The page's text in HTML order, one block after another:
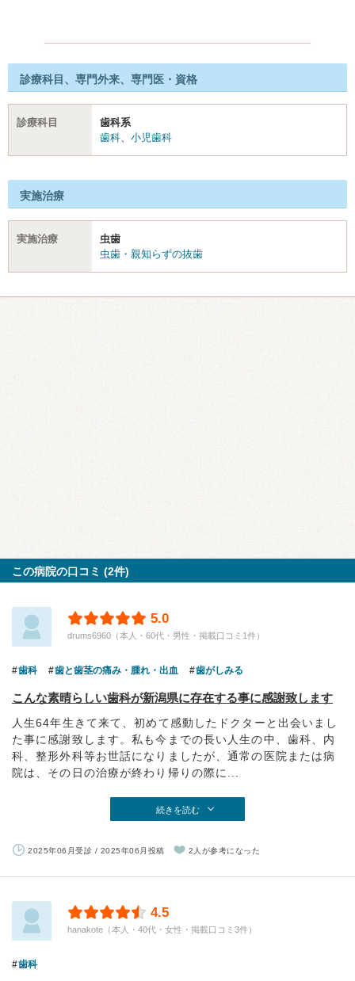
診療科目、専門外来、専門医・資格
診療科目
歯科系
歯科、 小児歯科
実施治療
実施治療
虫歯
虫歯・親知らずの抜歯
この病院の口コミ (2件)
5.0
drums6960（本人・60代・男性・掲載口コミ1件）
歯科 歯と歯茎の痛み・腫れ・出血 歯がしみる
こんな素晴らしい歯科が新潟県に存在する事に感謝致します
人生64年生きて来て、初めて感動したドクターと出会いまし
た事に感謝致します。私も今までの長い人生の中、歯科、内
科、整形外科等お世話になりましたが、通常の医院または病
院は、その日の治療が終わり帰りの際に...
続きを読む
2025年06月受診 / 2025年06月投稿 2人が参考になった
4.5
hanakote（本人・40代・女性・掲載口コミ3件）
歯科